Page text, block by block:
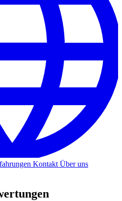
Kontakt Über uns